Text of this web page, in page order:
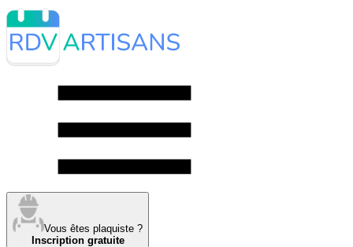
Vous êtes plaquiste ?
Inscription gratuite